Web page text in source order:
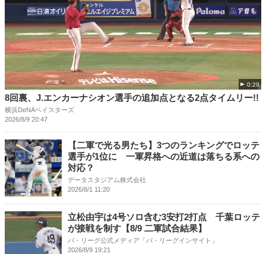
0:29
8回裏、J.エンカーナシオン選手の追加点となる2点タイムリー!!
横浜DeNAベイスターズ
2026/8/9 20:47
【二軍で光る男たち】3つのランキングでロッテ
選手が1位に 一軍昇格への近道は落ちる系への
対応？
データスタジアム株式会社
2026/8/1 11:20
立松由宇は4号ソロ含む3安打2打点 千葉ロッテ
が接戦を制す【8/9 二軍試合結果】
パ・リーグ公式メディア「パ・リーグインサイト」
2026/8/9 19:21